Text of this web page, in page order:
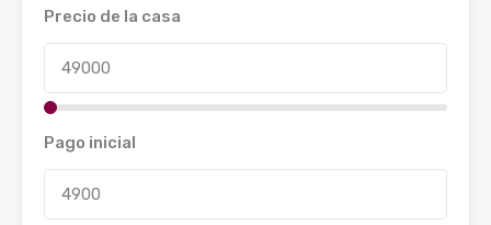
Precio de la casa
Pago inicial